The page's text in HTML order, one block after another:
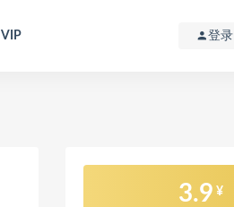
VIP 登录
3.9 ¥